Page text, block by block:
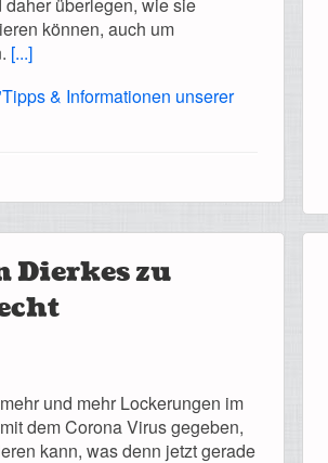
können, auch um
[...]
& Informationen unserer
Dierkes zu
und mehr Lockerungen im
dem Corona Virus gegeben,
kann, was denn jetzt gerade